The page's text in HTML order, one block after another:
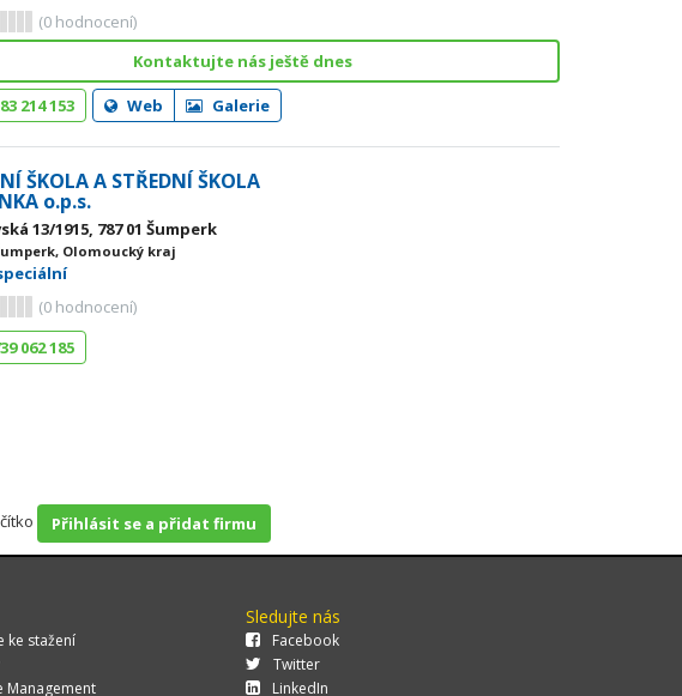
(0 hodnocení)
Kontaktujte nás ještě dnes
214 153 Web Galerie
ŠKOLA A STŘEDNÍ ŠKOLA
o.p.s.
13/1915, 787 01 Šumperk
Olomoucký kraj
(0 hodnocení)
062 185
Přihlásit se a přidat firmu
ke stažení
Management
Sledujte nás
Facebook
Twitter
LinkedIn